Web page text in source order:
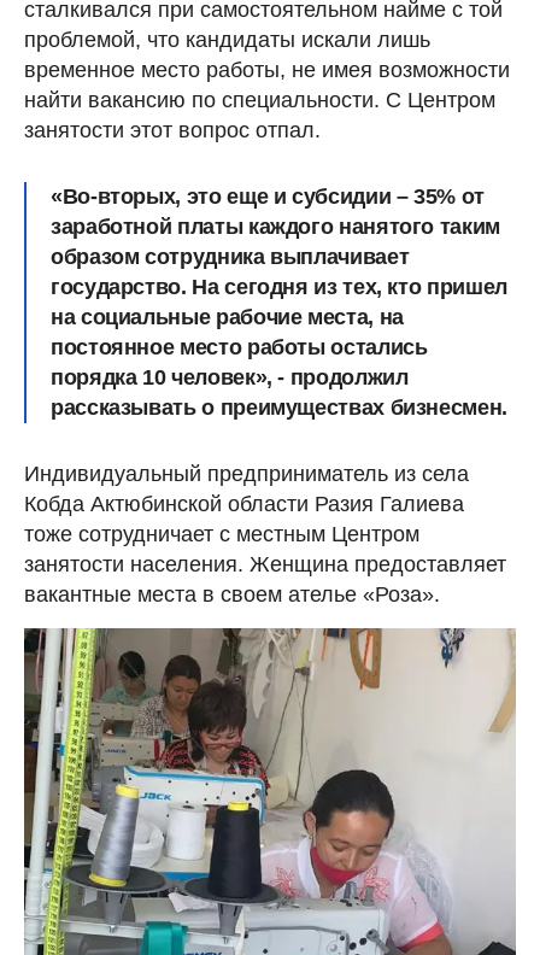
сталкивался при самостоятельном найме с той
проблемой, что кандидаты искали лишь
временное место работы, не имея возможности
найти вакансию по специальности. С Центром
занятости этот вопрос отпал.
«Во-вторых, это еще и субсидии – 35% от
заработной платы каждого нанятого таким
образом сотрудника выплачивает
государство. На сегодня из тех, кто пришел
на социальные рабочие места, на
постоянное место работы остались
порядка 10 человек», - продолжил
рассказывать о преимуществах бизнесмен.
Индивидуальный предприниматель из села
Кобда Актюбинской области Разия Галиева
тоже сотрудничает с местным Центром
занятости населения. Женщина предоставляет
вакантные места в своем ателье «Роза».